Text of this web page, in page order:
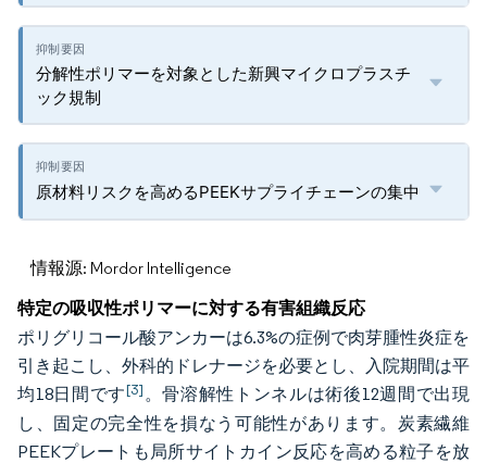
分解性ポリマーを対象とした新興マイクロプラスチ
ック規制
原材料リスクを高めるPEEKサプライチェーンの集中
情報源: Mordor Intelligence
特定の吸収性ポリマーに対する有害組織反応
ポリグリコール酸アンカーは6.3%の症例で肉芽腫性炎症を
引き起こし、外科的ドレナージを必要とし、入院期間は平
均18日間です[3]。骨溶解性トンネルは術後12週間で出現
し、固定の完全性を損なう可能性があります。炭素繊維
PEEKプレートも局所サイトカイン反応を高める粒子を放